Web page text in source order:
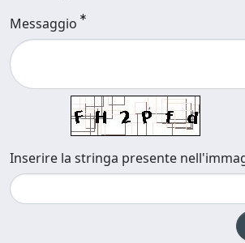
Messaggio
Inserire la stringa presente